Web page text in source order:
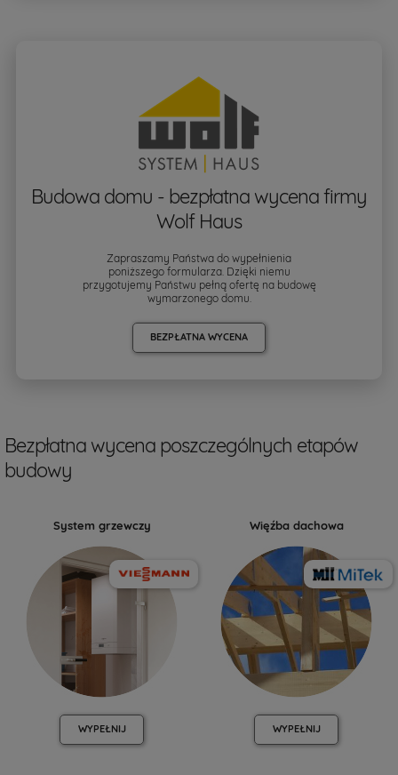
Budowa domu - bezpłatna wycena firmy
Wolf Haus
Zapraszamy Państwa do wypełnienia
poniższego formularza. Dzięki niemu
przygotujemy Państwu pełną ofertę na budowę
wymarzonego domu.
BEZPŁATNA WYCENA
Bezpłatna wycena poszczególnych etapów
budowy
System grzewczy
WYPEŁNIJ
Więźba dachowa
WYPEŁNIJ